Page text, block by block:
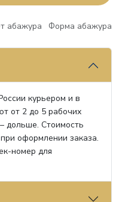
абажура Форма абажура
курьером и в
от 2 до 5 рабочих
дольше. Стоимость
оформлении заказа.
номер для